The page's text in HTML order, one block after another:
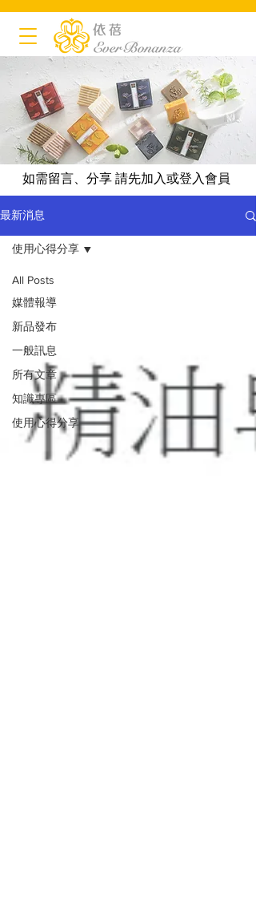
如需留言、分享 請先加入或登入會員
最新消息
All Posts
媒體報導
新品發布
一般訊息
所有文章
知識專區
使用心得分享
使用心得分享